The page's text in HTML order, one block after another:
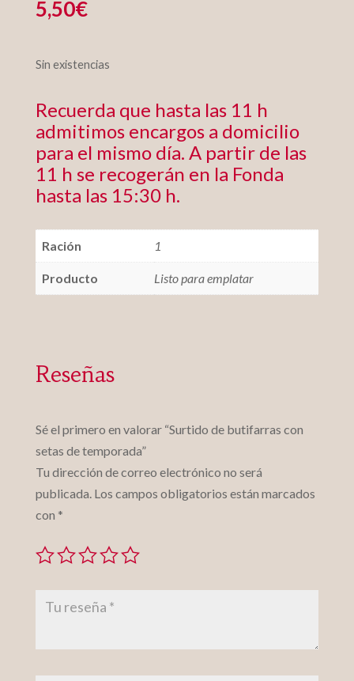
5,50€
Sin existencias
Recuerda que hasta las 11 h
admitimos encargos a domicilio
para el mismo día. A partir de las
11 h se recogerán en la Fonda
hasta las 15:30 h.
Ración 1
Producto Listo para emplatar
Reseñas
Sé el primero en valorar “Surtido de butifarras con
setas de temporada”
Tu dirección de correo electrónico no será
publicada. Los campos obligatorios están marcados
con *